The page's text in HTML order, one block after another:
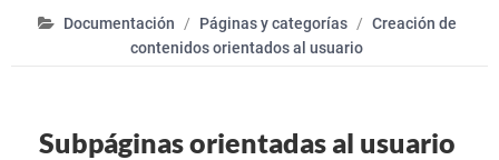
Documentación Páginas y categorías
Creación de
contenidos orientados al usuario
Subpáginas orientadas al usuario